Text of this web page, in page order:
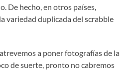
De hecho, en otros países,
variedad duplicada del scrabble
a poner fotografías de la
de suerte, pronto no cabremos